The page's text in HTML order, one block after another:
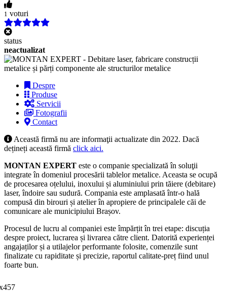
1 voturi
status
neactualizat
Despre
Produse
Servicii
Fotografii
Contact
Această firmă nu are informaţii actualizate din 2022. Dacă
dețineți această firmă click aici.
MONTAN EXPERT este o companie specializată în soluţii
integrate în domeniul procesării tablelor metalice. Aceasta se ocupă
de procesarea oțelului, inoxului și aluminiului prin tăiere (debitare)
laser, îndoire sau sudură. Compania este amplasată într-o hală
compusă din birouri și atelier în apropiere de principalele căi de
comunicare ale municipiului Brașov.
Procesul de lucru al companiei este împărțit în trei etape: discuția
despre proiect, lucrarea și livrarea către client. Datorită experienței
angajaților și a utilajelor performante folosite, comenzile sunt
finalizate cu rapiditate și precizie, raportul calitate-preț fiind unul
foarte bun.